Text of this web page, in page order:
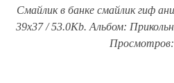
Смайлик в банке смайлик гиф
39x37 / 53.0Kb. Альбом: